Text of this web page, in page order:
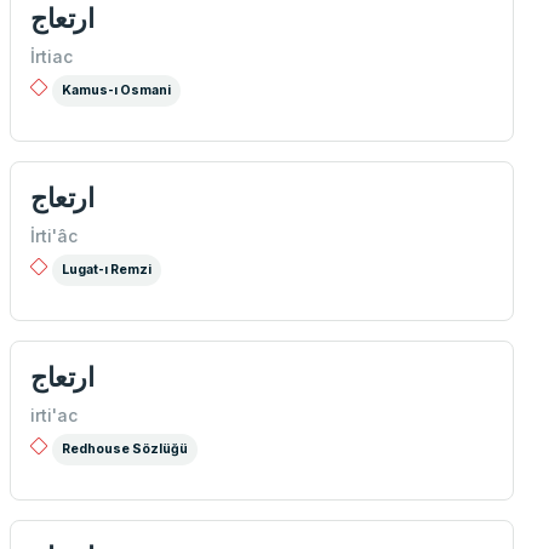
ارتعاج
İrtiac
Kamus-ı Osmani
ارتعاج
İrti'âc
Lugat-ı Remzi
ارتعاج
irti'ac
Redhouse Sözlüğü